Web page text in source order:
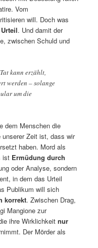
Vom
will. Doch was
Urteil. Und damit der
zwischen Schuld und
kann erzählt,
werden – solange
um die
dem Menschen die
unserer Zeit ist, dass wir
haben. Mord als
ist Ermüdung durch
oder Analyse, sondern
in dem das Urteil
Publikum will sich
korrekt. Zwischen Drag,
Mangione zur
ihre Wirklichkeitnur
Der Mörder als